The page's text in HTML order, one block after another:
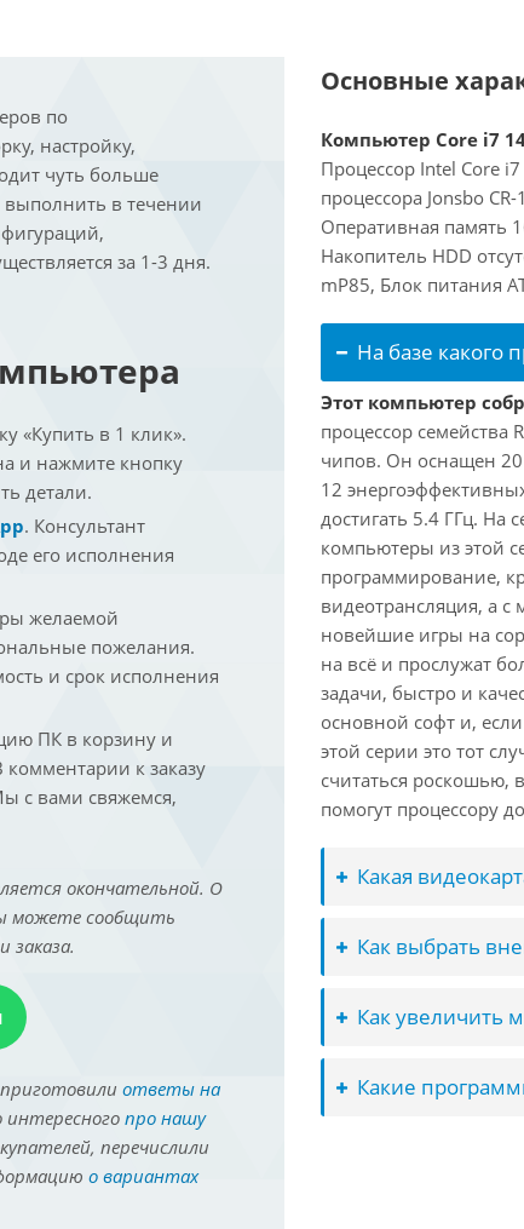
по
настройку,
чуть больше
выполнить в течении
за 1-3 дня.
«Купить в 1 клик».
и нажмите кнопку
детали.
. Консультант
его исполнения
желаемой
пожелания.
и срок исполнения
ПК в корзину и
комментарии к заказу
с вами свяжемся,
окончательной. О
можете сообщить
заказа.
ответы на
интересного про нашу
перечислили
о вариантах
Основные
Компьютер Core i7
Процессор Intel Core
процессора Jonsbo
Оперативная память
Накопитель HDD
mP85, Блок питания
На базе какого
Этот компьютер
процессор семейства
чипов. Он оснащен
12
достигать 5.4 ГГц. На
компьютеры из этой
программирование,
видеотрансляция, а
новейшие игры на
на всё и прослужат
задачи, быстро и
основной софт и,
этой серии это тот
считаться роскошью,
помогут процессору
Какая
Как выбрать
Как увеличить
Какие